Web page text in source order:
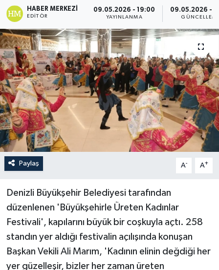
HABER MERKEZI
EDITÖR
09.05.2026 - 19:00
YAYINLANMA
09.05.2026 -
Paylaş A- A+
Denizli Büyükşehir Belediyesi tarafından
düzenlenen 'Büyükşehirle Üreten Kadınlar
Festivali', kapılarını büyük bir coşkuyla açtı. 258
standın yer aldığı festivalin açılışında konuşan
Başkan Vekili Ali Marım, 'Kadının elinin değdiği her
yer güzelleşir, bizler her zaman üreten
MAGAZİN
YAŞAM
Süper Lig Puan Durumu ve Fikstür
Tüm Manşetler
Son Dakika Haberleri
Haber Arşivi